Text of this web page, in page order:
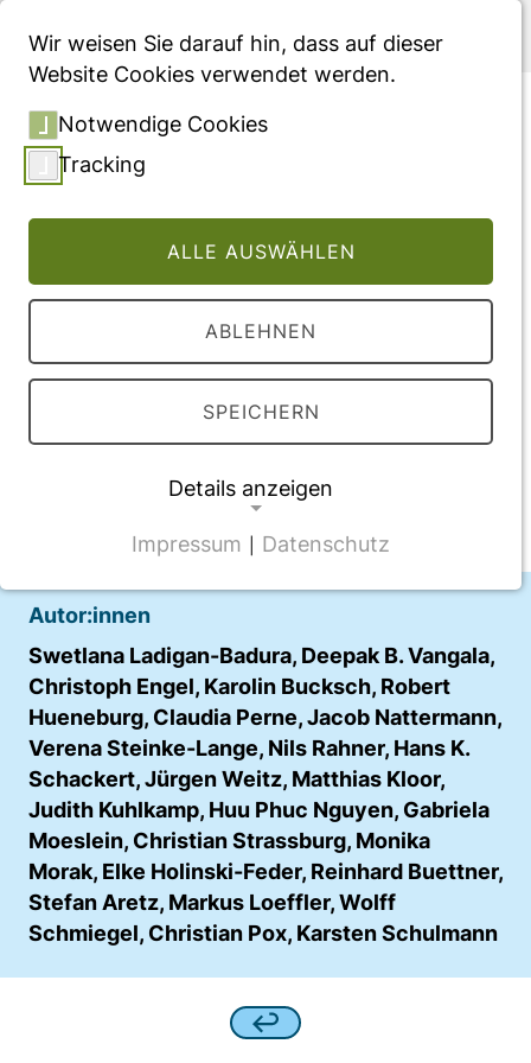
Menü
Value of upper
gastrointestinal endoscopy
for gastric cancer
surveillance in patients with
Lynch syndrome
Vollversion des Beitrages
DOI: 10.1002/ijc.33294
2021
Autor:innen
Swetlana Ladigan-Badura, Deepak B. Vangala,
Christoph Engel, Karolin Bucksch, Robert
Hueneburg, Claudia Perne, Jacob Nattermann,
Verena Steinke-Lange, Nils Rahner, Hans K.
Schackert, Jürgen Weitz, Matthias Kloor,
Judith Kuhlkamp, Huu Phuc Nguyen, Gabriela
Moeslein, Christian Strassburg, Monika
Morak, Elke Holinski-Feder, Reinhard Buettner,
Stefan Aretz, Markus Loeffler, Wolff
Schmiegel, Christian Pox, Karsten Schulmann
Wir weisen Sie darauf hin, dass auf dieser
Website Cookies verwendet werden.
Notwendige Cookies
Tracking
ALLE AUSWÄHLEN
ABLEHNEN
SPEICHERN
Details anzeigen
NOTWENDIGE COOKIES
CMS Cookie
Name:
fe_typo_user
Anbieter:
TYPO3
Zweck:
Frontend Benutzer Identifizierung
Cookie Laufzeit:
Sitzung
Wir werten das Nutzerverhalten mit
Impressum Datenschutz